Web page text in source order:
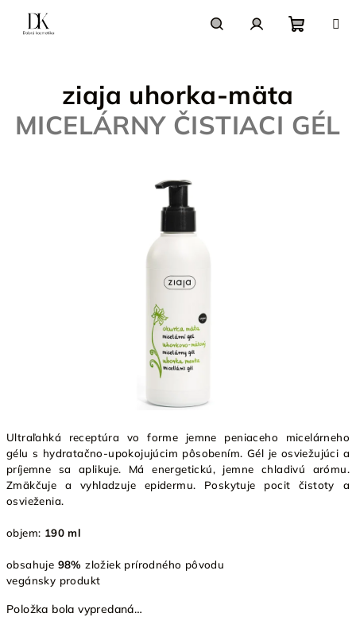
obsah
Ultraľahká receptúra vo forme jemne peniaceho micelárneho
gélu s hydratačno-upokojujúcim pôsobením. Gél je osviežujúci a
príjemne sa aplikuje. Má energetickú, jemne chladivú arómu.
Zmäkčuje a vyhladzuje epidermu. Poskytuje pocit čistoty a
osvieženia.
objem: 190 ml
obsahuje 98%zložiek prírodného pôvodu
vegánsky produkt
Položka bola vypredaná…
ziaja uhorka-mäta
MICELÁRNY ČISTIACI GÉL